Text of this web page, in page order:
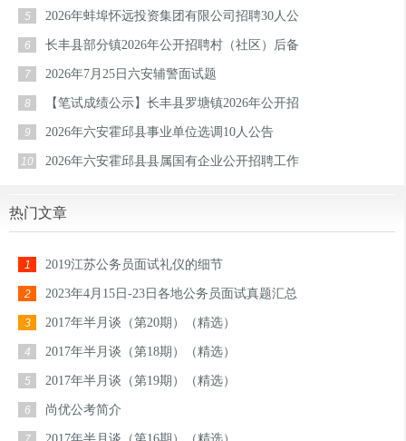
5 2026年蚌埠怀远投资集团有限公司招聘30人公
6 长丰县部分镇2026年公开招聘村（社区）后备
7 2026年7月25日六安辅警面试题
8 【笔试成绩公示】长丰县罗塘镇2026年公开招
9 2026年六安霍邱县事业单位选调10人公告
10 2026年六安霍邱县县属国有企业公开招聘工作
热门文章
1 2019江苏公务员面试礼仪的细节
2 2023年4月15日-23日各地公务员面试真题汇总
3 2017年半月谈（第20期）（精选）
4 2017年半月谈（第18期）（精选）
5 2017年半月谈（第19期）（精选）
6 尚优公考简介